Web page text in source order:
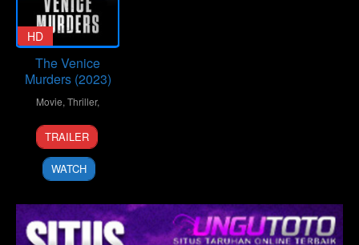
HD
The Venice
Murders (2023)
Movie,Thriller,
8
Oct
2023
Lane
Shefter
Bishop
TRAILER
WATCH